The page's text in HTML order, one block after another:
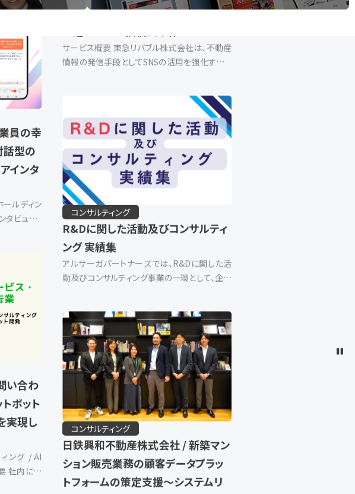
員の幸
話型の
インタ
ルディン
ビュー」
舗の従業
度をリア
合わ
ボット
現し
ング / AI
社内に散
化を目指
で動作す
東急リバブル株式会社 / 生成AIを組
み込んだSNS投稿文章作成システム
サービス概要 東急リバブル株式会社は、不動産
情報の発信手段としてSNSの活用を強化するた
め、生成AIを活用した「TOKYU LIVABLE
Generative AI System」を開発・導入しました。
近年、SNSは […]
R&Dに関した活動及びコンサルティ
ング 実績集
アルサーガパートナーズでは、R&Dに関した活
動及びコンサルティング事業の一環として、企業
や自治体からの研究開発案件を受託し、調査・
分析・戦略立案を支援しています。 経験豊富な
コンサルタントが、企業や行政機関のR& […]